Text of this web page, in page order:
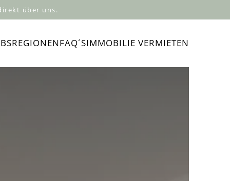
über uns.
FAQ´SIMMOBILIE VERMIETEN